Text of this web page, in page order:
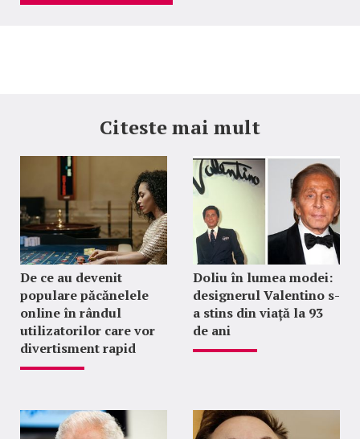
Citeste mai mult
De ce au devenit
populare păcănelele
online în rândul
utilizatorilor care vor
divertisment rapid
Doliu în lumea modei:
designerul Valentino s-
a stins din viață la 93
de ani